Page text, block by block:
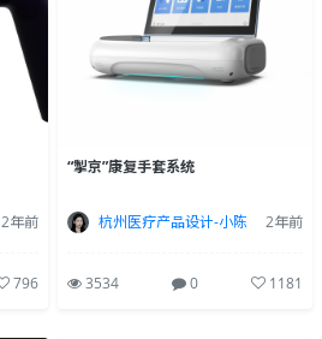
2年前
796
“掣京”康复手套系统
杭州医疗产品设计-小陈 2年前
3534 0 1181